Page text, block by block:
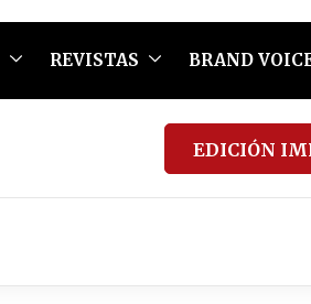
REVISTAS BRAND
EDICIÓN